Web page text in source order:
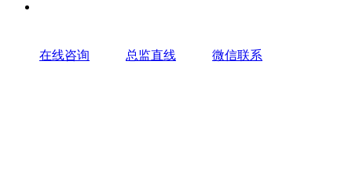
在线咨询 总监直线 微信联系